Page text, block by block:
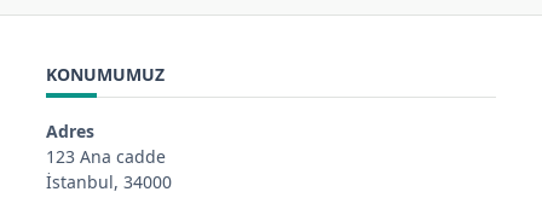
KONUMUMUZ
Adres
123 Ana cadde
İstanbul, 34000